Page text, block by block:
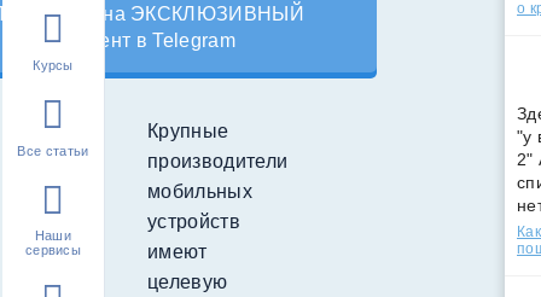
Курсы
Все статьи
Наши
сервисы
на ЭКСКЛЮЗИВНЫЙ
контент в Telegram
Крупные
производители
мобильных
устройств
имеют
целевую
о
"у
2"